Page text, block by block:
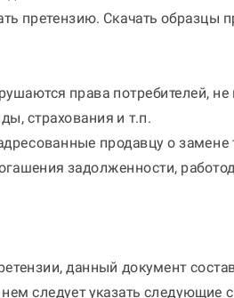
претензию. Скачать образцы
права потребителей, не
страхования и т.п.
продавцу о замене
задолженности,
данный документ
следует указать следующие